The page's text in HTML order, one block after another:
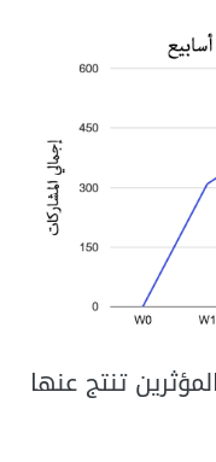
تنتج عنها